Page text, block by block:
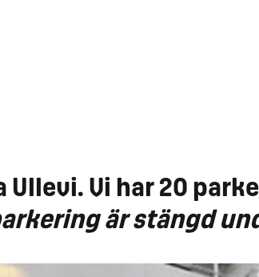
Ullevi. Vi har 20
är stängd